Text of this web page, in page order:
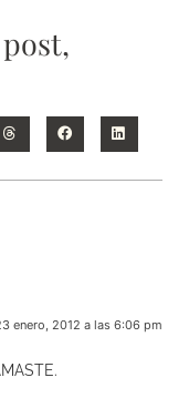
enero, 2012 a las 6:06 pm